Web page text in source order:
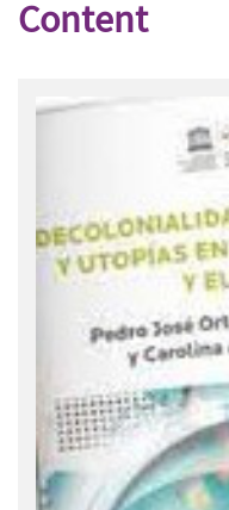
Content